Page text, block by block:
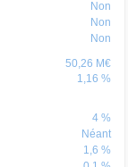
Non
Non
Non
50,26 M€
1,16 %
4 %
Néant
1,6 %